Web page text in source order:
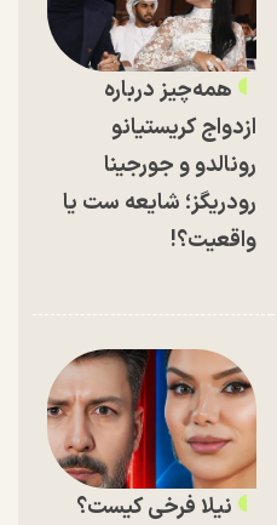
همه‌چیز درباره
ازدواج کریستیانو
رونالدو و جورجینا
رودریگز؛ شایعه ست یا
واقعیت؟!
نیلا فرخی کیست؟